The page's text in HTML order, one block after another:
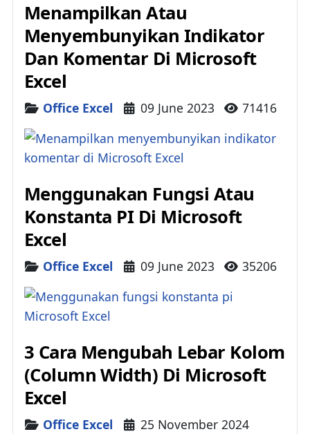
Menampilkan Atau
Menyembunyikan Indikator
Dan Komentar Di Microsoft
Excel
DetailsOffice Excel 09 June 2023 71416
Menggunakan Fungsi Atau
Konstanta PI Di Microsoft
Excel
DetailsOffice Excel 09 June 2023 35206
3 Cara Mengubah Lebar Kolom
(Column Width) Di Microsoft
Excel
DetailsOffice Excel
25 November 2024